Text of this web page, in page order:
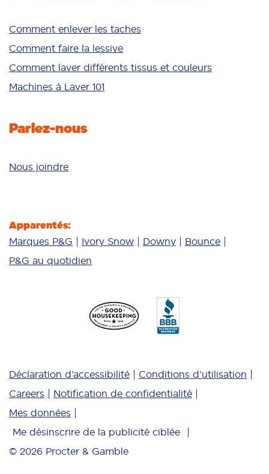
Couleurs vives
Peau sensible
Additifs
Nettoyage en profondeur
Comment enlever les taches
Comment faire la lessive
Comment laver différents tissus et couleurs
Machines à Laver 101
Parlez-nous
Nous joindre
Apparentés:
Marques P&G Ivory Snow Downy
Bounce
P&G au quotidien
Déclaration d’accessibilité
Conditions d’utilisation
Careers
Notification de confidentialité
Mes données
Me désinscrire de la publicité ciblée
© 2026 Procter & Gamble